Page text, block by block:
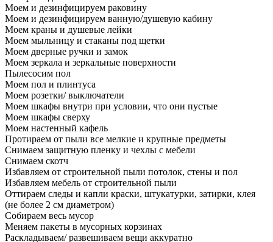
Моем и дезинфицируем раковину
Моем и дезинфицируем ванную/душевую кабину
Моем краны и душевые лейки
Моем мыльницу и стаканы под щетки
Моем дверные ручки и замок
Моем зеркала и зеркальные поверхности
Пылесосим пол
Моем пол и плинтуса
Моем розетки/ выключатели
Моем шкафы внутри при условии, что они пустые
Моем шкафы сверху
Моем настенный кафель
Протираем от пыли все мелкие и крупные предметы
Снимаем защитную пленку и чехлы с мебели
Снимаем скотч
Избавляем от строительной пыли потолок, стены и пол
Избавляем мебель от строительной пыли
Оттираем следы и капли краски, штукатурки, затирки, клея
(не более 2 см диаметром)
Собираем весь мусор
Меняем пакеты в мусорных корзинах
Раскладываем/ развешиваем вещи аккуратно